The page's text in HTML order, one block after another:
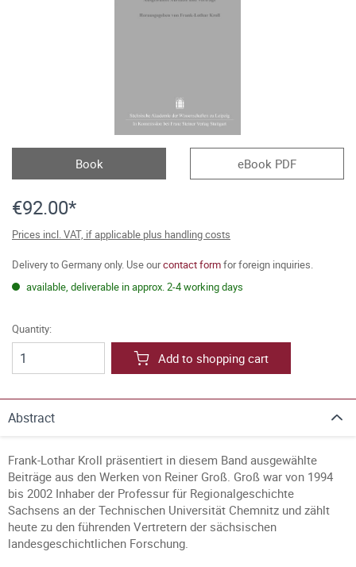
Book eBook PDF
€92.00*
Prices incl. VAT, if applicable plus handling costs
Delivery to Germany only. Use ourcontact formfor foreign inquiries.
available, deliverable in approx. 2-4 working days
Quantity:
Add to shopping cart
Abstract
Frank-Lothar Kroll präsentiert in diesem Band ausgewählte
Beiträge aus den Werken von Reiner Groß. Groß war von 1994
bis 2002 Inhaber der Professur für Regionalgeschichte
Sachsens an der Technischen Universität Chemnitz und zählt
heute zu den führenden Vertretern der sächsischen
landesgeschichtlichen Forschung.